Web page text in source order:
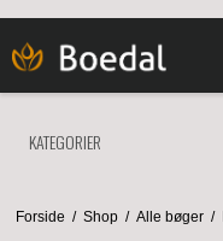
KATEGORIER
Forside / Shop / Alle bøger /